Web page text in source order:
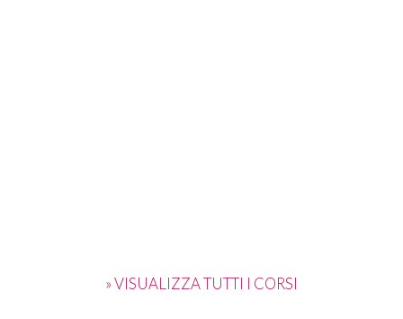
» VISUALIZZA TUTTI I CORSI